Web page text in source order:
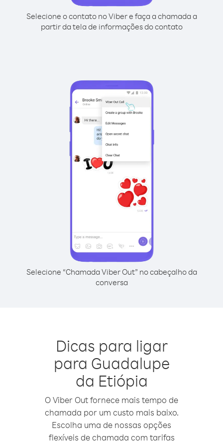
Selecione o contato no Viber e faça a chamada a
partir da tela de informações do contato
Selecione “Chamada Viber Out” no cabeçalho da
conversa
Dicas para ligar
para Guadalupe
da Etiópia
O Viber Out fornece mais tempo de
chamada por um custo mais baixo.
Escolha uma de nossas opções
flexíveis de chamada com tarifas